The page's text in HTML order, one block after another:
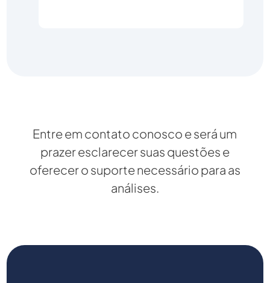
Entre em contato conosco e será um
prazer esclarecer suas questões e
oferecer o suporte necessário para as
análises.